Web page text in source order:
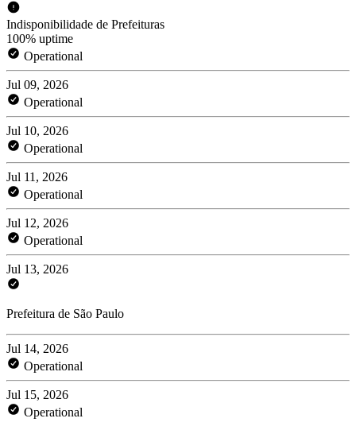
Indisponibilidade de Prefeituras
100% uptime
Operational
Jul 09, 2026
Operational
Jul 10, 2026
Operational
Jul 11, 2026
Operational
Jul 12, 2026
Operational
Jul 13, 2026
Prefeitura de São Paulo
Jul 14, 2026
Operational
Jul 15, 2026
Operational